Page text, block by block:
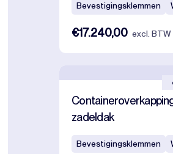
Bevestigingsklemmen
€17.240,00 excl. BTW
zadeldak
Bevestigingsklemmen